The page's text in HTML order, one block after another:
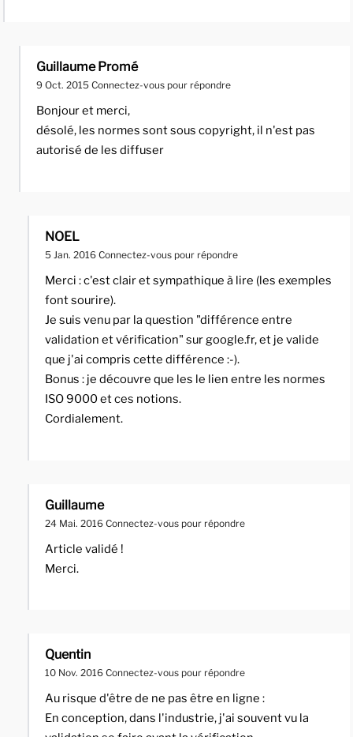
Guillaume Promé
9 Oct. 2015 Connectez-vous pour répondre
Bonjour et merci,
désolé, les normes sont sous copyright, il n'est pas
autorisé de les diffuser
NOEL
5 Jan. 2016 Connectez-vous pour répondre
Merci : c'est clair et sympathique à lire (les exemples
font sourire).
Je suis venu par la question "différence entre
validation et vérification" sur google.fr, et je valide
que j'ai compris cette différence :-).
Bonus : je découvre que les le lien entre les normes
ISO 9000 et ces notions.
Cordialement.
Guillaume
24 Mai. 2016 Connectez-vous pour répondre
Article validé !
Merci.
Quentin
10 Nov. 2016 Connectez-vous pour répondre
Au risque d'être de ne pas être en ligne :
En conception, dans l'industrie, j'ai souvent vu la